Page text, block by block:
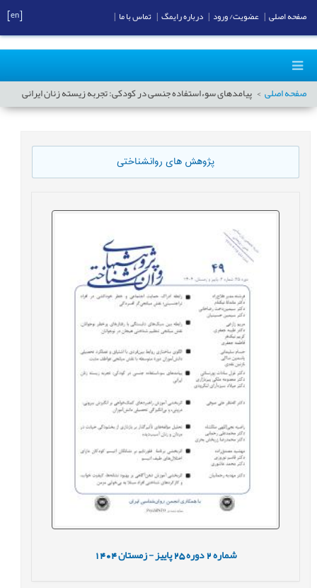
صفحه اصلی پیامدهای سوءاستفاده جنسی در کودکی: تجربه زیسته زنان ایرانی
پژوهش های روانشناختی
شماره2 دوره25 پاییز - زمستان1404
صفحه اصلی عضویت/ ورود درباره رایمگ تماس با ما